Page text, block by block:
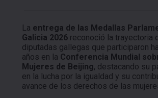
La entrega de las Medallas
Galicia 2026 reconoció la trayectoria
diputadas gallegas que participaron
años en la Conferencia Mundial
Mujeres de Beijing, destacando su
en la lucha por la igualdad y su
avance de los derechos de las